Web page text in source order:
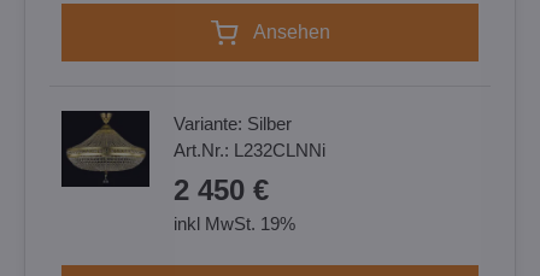
Ansehen
Variante: Silber
Art.Nr.: L232CLNNi
2 450 €
inkl MwSt. 19%